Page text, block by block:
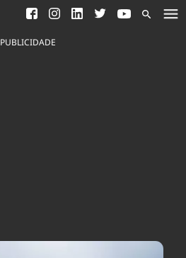
Saneamento
Indicadores
PUBLICIDADE